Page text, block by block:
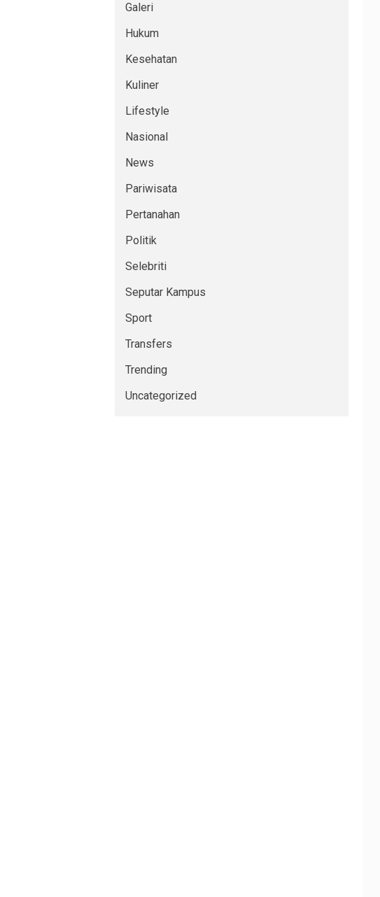
Galeri
Hukum
Kesehatan
Kuliner
Lifestyle
Nasional
News
Pariwisata
Pertanahan
Politik
Selebriti
Seputar Kampus
Sport
Transfers
Trending
Uncategorized